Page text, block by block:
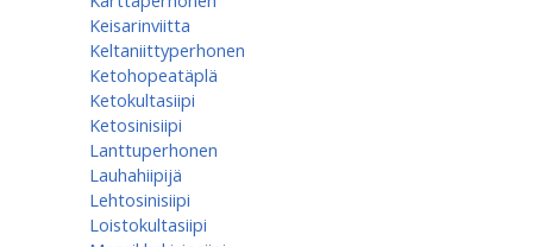
Keisarinviitta
Keltaniittyperhonen
Ketohopeatäplä
Ketokultasiipi
Ketosinisiipi
Lanttuperhonen
Lauhahiipijä
Lehtosinisiipi
Loistokultasiipi